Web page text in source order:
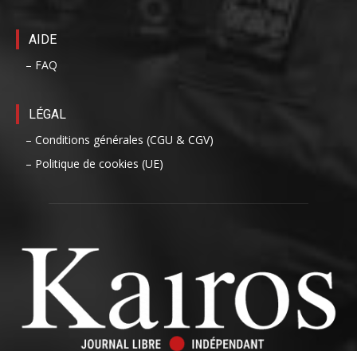
AIDE
– FAQ
LÉGAL
– Conditions générales (CGU & CGV)
– Politique de cookies (UE)